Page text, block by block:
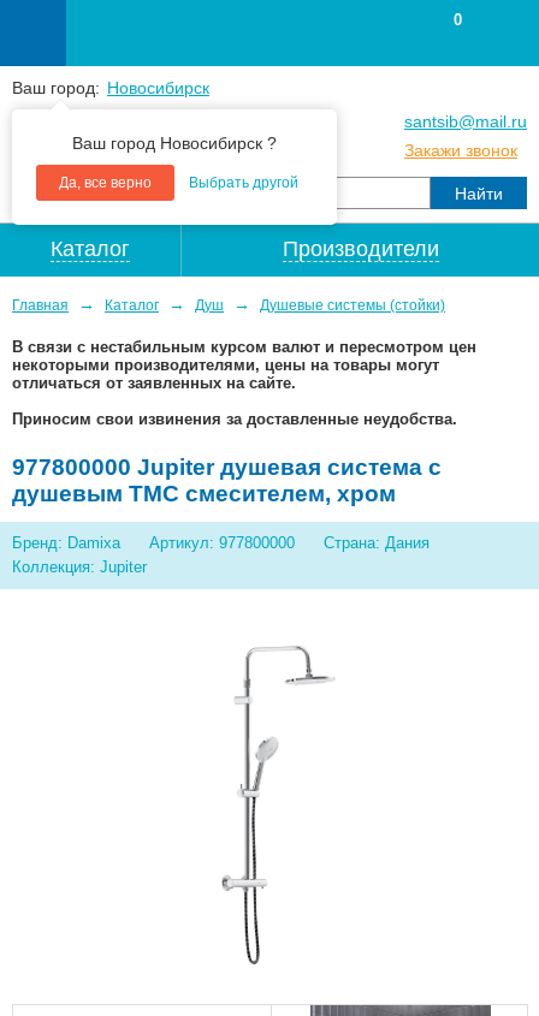
Ваш город: Новосибирск
Ваш город Новосибирск ?
Да, все верно Выбрать другой
+7(383) 213 79 30
santsib@mail.ru
Закажи звонок
0
Каталог Производители
Главная → Каталог → Душ → Душевые системы (стойки)
В связи с нестабильным курсом валют и пересмотром цен
некоторыми производителями, цены на товары могут
отличаться от заявленных на сайте.
Приносим свои извинения за доставленные неудобства.
977800000 Jupiter душевая система с
душевым ТМС смесителем, хром
Бренд: Damixa Артикул: 977800000
Страна: Дания
Коллекция: Jupiter